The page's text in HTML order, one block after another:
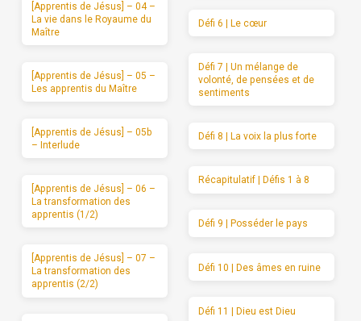
[Apprentis de Jésus] – 04 –
La vie dans le Royaume du
Maître
[Apprentis de Jésus] – 05 –
Les apprentis du Maître
[Apprentis de Jésus] – 05b
– Interlude
[Apprentis de Jésus] – 06 –
La transformation des
apprentis (1/2)
[Apprentis de Jésus] – 07 –
La transformation des
apprentis (2/2)
Défi 6 | Le cœur
Défi 7 | Un mélange de
volonté, de pensées et de
sentiments
Défi 8 | La voix la plus forte
Récapitulatif | Défis 1 à 8
Défi 9 | Posséder le pays
Défi 10 | Des âmes en ruine
Défi 11 | Dieu est Dieu